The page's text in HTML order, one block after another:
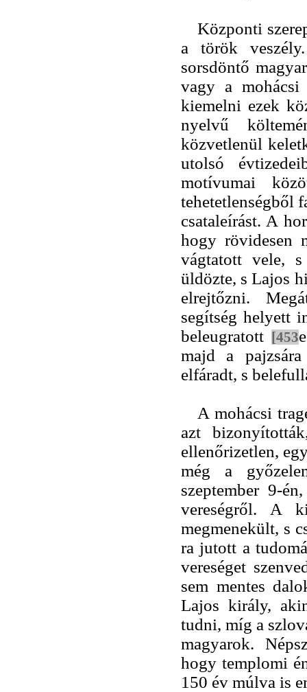
Központi
a török
sorsdöntő
vagy a mohácsi
kiemelni ezek
nyelvű
közvetlenül
utolsó
motívumai
tehetetlenségből
csataleírást. A
hogy rövidesen
vágtatott vele,
üldözte, s Lajos
elrejtőzni.
segítség helyett
beleugratott
[453
majd a
elfáradt, s
A mohácsi
azt
ellenőrizetlen,
még a
szeptember 9-
vereségről. A
megmenekült, s
ra jutott a
vereséget
sem mentes
Lajos király,
tudni, míg a
magyarok.
hogy templomi
150 év múlva is